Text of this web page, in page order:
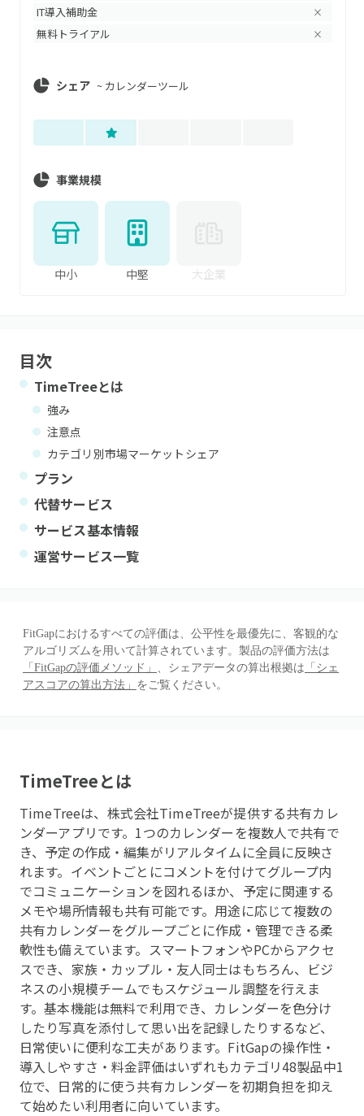
IT導入補助金 ×
無料トライアル ×
シェア ~ カレンダーツール
事業規模
中小 中堅 大企業
目次
TimeTreeとは
強み
注意点
カテゴリ別市場マーケットシェア
プラン
代替サービス
サービス基本情報
運営サービス一覧
FitGapにおけるすべての評価は、公平性を最優先に、客観的な
アルゴリズムを用いて計算されています。製品の評価方法は
「FitGapの評価メソッド」 、シェアデータの算出根拠は 「シェ
アスコアの算出方法」 をご覧ください。
TimeTreeとは
TimeTreeは、株式会社TimeTreeが提供する共有カレ
ンダーアプリです。1つのカレンダーを複数人で共有で
き、予定の作成・編集がリアルタイムに全員に反映さ
れます。イベントごとにコメントを付けてグループ内
でコミュニケーションを図れるほか、予定に関連する
メモや場所情報も共有可能です。用途に応じて複数の
共有カレンダーをグループごとに作成・管理できる柔
軟性も備えています。スマートフォンやPCからアクセ
スでき、家族・カップル・友人同士はもちろん、ビジ
ネスの小規模チームでもスケジュール調整を行えま
す。基本機能は無料で利用でき、カレンダーを色分け
したり写真を添付して思い出を記録したりするなど、
日常使いに便利な工夫があります。FitGapの操作性・
導入しやすさ・料金評価はいずれもカテゴリ48製品中1
位で、日常的に使う共有カレンダーを初期負担を抑え
て始めたい利用者に向いています。